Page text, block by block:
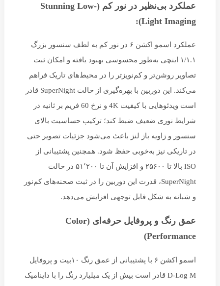
عملکرد بی‌نظیر در نور کم (Stunning Low-
Light Imaging):
عملکرد اسمو اکشن ۶ در نور کم به لطف سنسور بزرگ
۱/۱.۱ اینچی به‌طور محسوسی بهبود یافته و امکان ثبت
تصاویر روشن‌تر و کم‌نویزتر را در محیط‌های تاریک فراهم
می‌کند. این دوربین با بهره‌گیری از حالت SuperNight قادر
است ویدئوهایی با کیفیت 4K و نرخ 60 فریم بر ثانیه در
شرایط نوری ضعیف ضبط کند؛ ترکیب حساسیت بالای
سنسور و زاویه باز لنز باعث می‌شود جزئیات تصویر حتی
در تاریکی نیز به‌خوبی حفظ شود. همچنین پشتیبانی از
ISO بالا تا ۲۵۶۰۰ و افزایش آن تا ۵۱٬۲۰۰ در حالت
SuperNight، قدرت این دوربین را در ثبت صحنه‌های کم‌نور
و شبانه به شکل قابل توجهی افزایش می‌دهد.
ع
مق رنگ و پروفایل حرفه‌ای (Color
Performance)
اسمو اکشن ۶ با پشتیبانی از عمق رنگ ۱۰‌بیت و پروفایل
D-Log M قادر است بیش از یک میلیارد رنگ را با داینامیک